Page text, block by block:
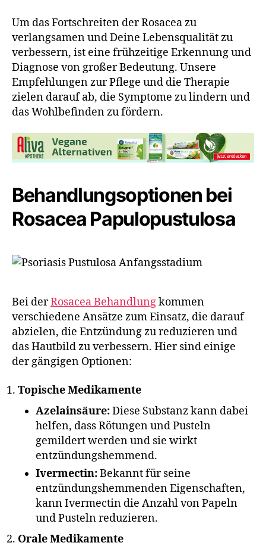
Um das Fortschreiten der Rosacea zu
verlangsamen und Deine Lebensqualität zu
verbessern, ist eine frühzeitige Erkennung und
Diagnose von großer Bedeutung. Unsere
Empfehlungen zur Pflege und die Therapie
zielen darauf ab, die Symptome zu lindern und
das Wohlbefinden zu fördern.
Behandlungsoptionen bei
Rosacea Papulopustulosa
Bei derRosacea Behandlungkommen
verschiedene Ansätze zum Einsatz, die darauf
abzielen, die Entzündung zu reduzieren und
das Hautbild zu verbessern. Hier sind einige
der gängigen Optionen:
Topische Medikamente
Azelainsäure:Diese Substanz kann dabei
helfen, dass Rötungen und Pusteln
gemildert werden und sie wirkt
entzündungshemmend.
Ivermectin:Bekannt für seine
entzündungshemmenden Eigenschaften,
kann Ivermectin die Anzahl von Papeln
und Pusteln reduzieren.
Orale Medikamente